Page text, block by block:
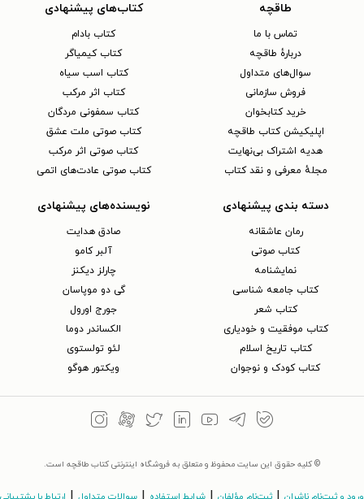
طاقچه
تماس با ما
دربارهٔ طاقچه
سوال‌های متداول
فروش سازمانی
خرید کتابخوان
اپلیکیشن کتاب طاقچه
هدیه اشتراک بی‌نهایت
مجلهٔ معرفی و نقد کتاب
کتاب‌های پیشنهادی
کتاب بادام
کتاب کیمیاگر
کتاب اسب سیاه
کتاب اثر مرکب
کتاب سمفونی مردگان
کتاب صوتی ملت عشق
کتاب صوتی اثر مرکب
کتاب صوتی عادت‌های اتمی
دسته بندی پیشنهادی
رمان عاشقانه
کتاب‌ صوتی
نمایشنامه
کتاب جامعه شناسی
کتاب شعر
کتاب موفقیت و خودیاری
کتاب تاریخ اسلام
کتاب کودک و نوجوان
نویسنده‌های پیشنهادی
صادق هدایت
آلبر کامو
چارلز دیکنز
گی دو موپاسان
جورج اورول
الکساندر دوما
لئو تولستوی
ویکتور هوگو
© کلیه حقوق این سایت محفوظ و متعلق به فروشگاه اینترنتی کتاب طاقچه است.